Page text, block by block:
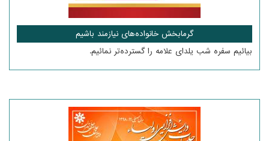
گرمابخش خانواده‌های نیازمند باشیم
بیائیم سفره شب یلدای علامه را گسترده‌تر نمائیم.